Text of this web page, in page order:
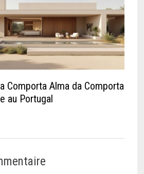
Comporta Alma da Comporta
au Portugal